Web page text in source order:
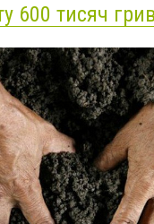
600 тисяч